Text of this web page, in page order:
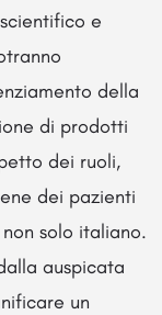
e
della
di prodotti
dei ruoli,
dei pazienti
solo italiano.
auspicata
un